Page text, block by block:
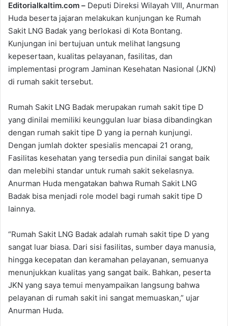
Editorialkaltim.com – Deputi Direksi Wilayah VIII, Anurman
Huda beserta jajaran melakukan kunjungan ke Rumah
Sakit LNG Badak yang berlokasi di Kota Bontang.
Kunjungan ini bertujuan untuk melihat langsung
kepesertaan, kualitas pelayanan, fasilitas, dan
implementasi program Jaminan Kesehatan Nasional (JKN)
di rumah sakit tersebut.
Rumah Sakit LNG Badak merupakan rumah sakit tipe D
yang dinilai memiliki keunggulan luar biasa dibandingkan
dengan rumah sakit tipe D yang ia pernah kunjungi.
Dengan jumlah dokter spesialis mencapai 21 orang,
Fasilitas kesehatan yang tersedia pun dinilai sangat baik
dan melebihi standar untuk rumah sakit sekelasnya.
Anurman Huda mengatakan bahwa Rumah Sakit LNG
Badak bisa menjadi role model bagi rumah sakit tipe D
lainnya.
“Rumah Sakit LNG Badak adalah rumah sakit tipe D yang
sangat luar biasa. Dari sisi fasilitas, sumber daya manusia,
hingga kecepatan dan keramahan pelayanan, semuanya
menunjukkan kualitas yang sangat baik. Bahkan, peserta
JKN yang saya temui menyampaikan langsung bahwa
pelayanan di rumah sakit ini sangat memuaskan,” ujar
Anurman Huda.